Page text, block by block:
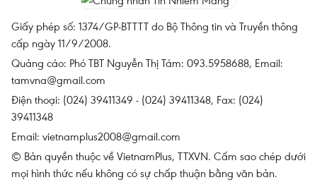
Giấy phép số: 1374/GP-BTTTT do Bộ Thông tin và Truyền thông
cấp ngày 11/9/2008.
Quảng cáo: Phó TBT Nguyễn Thị Tám: 093.5958688, Email:
tamvna@gmail.com
Điện thoại: (024) 39411349 - (024) 39411348, Fax: (024)
39411348
Email: vietnamplus2008@gmail.com
© Bản quyền thuộc về VietnamPlus, TTXVN. Cấm sao chép dưới
mọi hình thức nếu không có sự chấp thuận bằng văn bản.